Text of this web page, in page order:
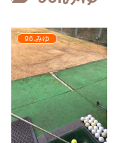
96.みゆ